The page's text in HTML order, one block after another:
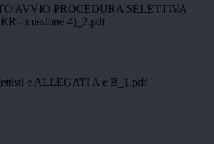
AVVIO PROCEDURA SELETTIVA
- missione 4)_2.pdf
e ALLEGATI A e B_1.pdf